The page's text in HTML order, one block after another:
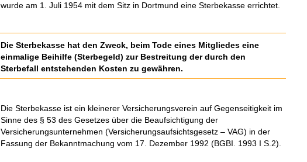
wurde am 1. Juli 1954 mit dem Sitz in Dortmund eine Sterbekasse errichtet.
Die Sterbekasse hat den Zweck, beim Tode eines Mitgliedes eine
einmalige Beihilfe (Sterbegeld) zur Bestreitung der durch den
Sterbefall entstehenden Kosten zu gewähren.
Die Sterbekasse ist ein kleinerer Versicherungsverein auf Gegenseitigkeit im
Sinne des § 53 des Gesetzes über die Beaufsichtigung der
Versicherungsunternehmen (Versicherungsaufsichtsgesetz – VAG) in der
Fassung der Bekanntmachung vom 17. Dezember 1992 (BGBI. 1993 I S.2).